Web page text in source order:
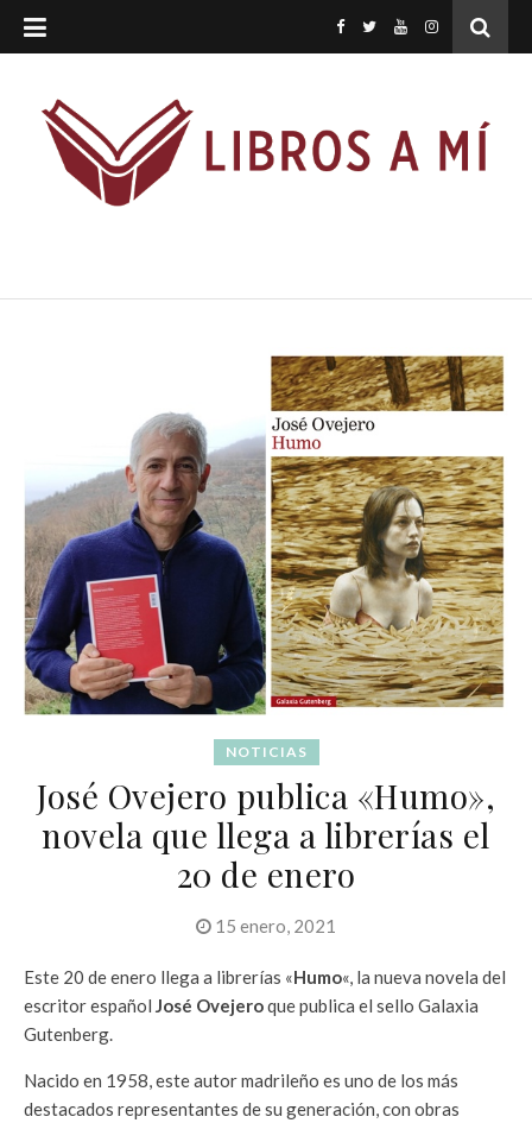
NOTICIAS
José Ovejero publica «Humo»,
novela que llega a librerías el
20 de enero
15 enero, 2021
Este 20 de enero llega a librerías «Humo«, la nueva novela del
escritor español José Ovejeroque publica el sello Galaxia
Gutenberg.
Nacido en 1958, este autor madrileño es uno de los más
destacados representantes de su generación, con obras